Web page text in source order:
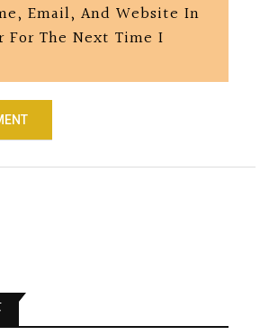
Email, And Website In
For The Next Time I